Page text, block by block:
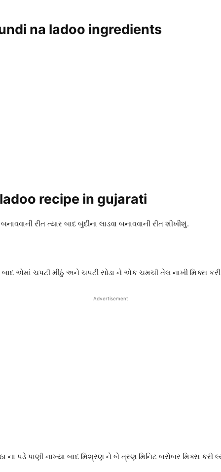
na ladoo ingredients
ladoo recipe in gujarati
રીત ત્યાર બાદ બુંદીના લાડવા બનાવવાની રીત શીખીશું.
એમાં ચપટી મીઠું અને ચપટી સોડા ને એક ચમચી તેલ નાખી મિક્સ કરી
Advertisement
પડે પાણી નાખ્યા બાદ મિશ્રણ ને બે ત્રણ મિનિટ બરોબર મિક્સ કરી